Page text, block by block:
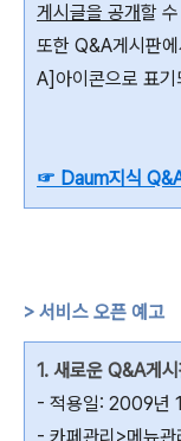
게시글을 공개할
또한 Q&A게시판
A]아이콘으로 표기
☞ Daum지식 Q&A
> 서비스 오픈 예고
1. 새로운 Q&A게
- 적용일: 2009년